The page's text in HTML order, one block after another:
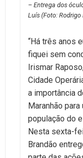
– Entrega dos
Luís (Foto: Rodrigo
“Há três anos
fiquei sem
Irismar
Cidade
a importância
Maranhão
população do
Nesta sexta-
Brandão